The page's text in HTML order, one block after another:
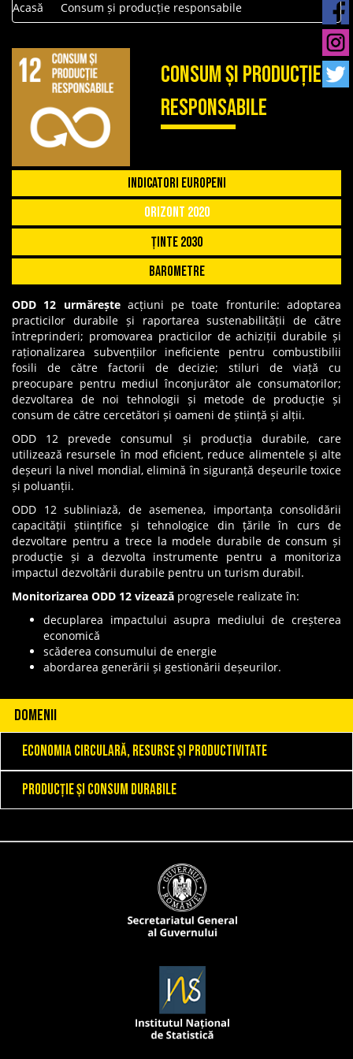
Acasă Consum și producție responsabile
Consum și producție
responsabile
Indicatori Europeni
Orizont 2020
Ținte 2030
Barometre
ODD 12 urmăreșteacțiuni pe toate fronturile: adoptarea
practicilor durabile și raportarea sustenabilității de către
întreprinderi; promovarea practicilor de achiziții durabile și
raționalizarea subvențiilor ineficiente pentru combustibilii
fosili de către factorii de decizie; stiluri de viață cu
preocupare pentru mediul înconjurător ale consumatorilor;
dezvoltarea de noi tehnologii și metode de producție și
consum de către cercetători și oameni de știință și alții.
ODD 12 prevede consumul și producția durabile, care
utilizează resursele în mod eficient, reduce alimentele și alte
deșeuri la nivel mondial, elimină în siguranță deșeurile toxice
și poluanții.
ODD 12 subliniază, de asemenea, importanța consolidării
capacității științifice și tehnologice din țările în curs de
dezvoltare pentru a trece la modele durabile de consum și
producție și a dezvolta instrumente pentru a monitoriza
impactul dezvoltării durabile pentru un turism durabil.
Monitorizarea ODD 12 vizează progresele realizate în:
decuplarea impactului asupra mediului de creșterea
economică
scăderea consumului de energie
abordarea generării și gestionării deșeurilor.
DOMENII
Economia circulară, resurse și productivitate
Producție și consum durabile